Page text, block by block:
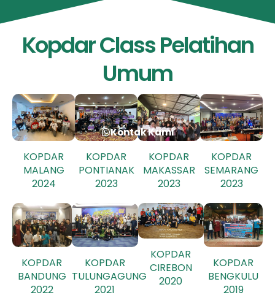
Kopdar Class Pelatihan
Umum
KOPDAR
MALANG
2024
KOPDAR
PONTIANAK
2023
KOPDAR
MAKASSAR
2023
KOPDAR
SEMARANG
2023
KOPDAR
BANDUNG
2022
KOPDAR
TULUNGAGUNG
2021
KOPDAR
CIREBON
2020
KOPDAR
BENGKULU
2019
Kontak Kami